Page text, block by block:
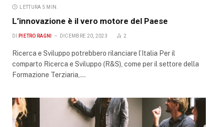
LETTURA 5 MIN.
L’innovazione è il vero motore del Paese
DI PIETRO RAGNI DICEMBRE 20, 2023 2
Ricerca e Sviluppo potrebbero rilanciare l’Italia Per il
comparto Ricerca e Sviluppo (R&S), come per il settore della
Formazione Terziaria,…